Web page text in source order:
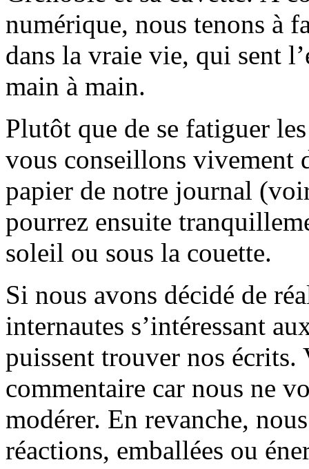
numérique, nous tenons à
dans la vraie vie, qui sent
main à main.
Plutôt que de se fatiguer
vous conseillons vivement
papier de notre journal
pourrez ensuite
soleil ou sous la couette.
Si nous avons décidé de
internautes s’intéressant
puissent trouver nos écrits.
commentaire car nous ne
modérer. En revanche,
réactions, emballées ou